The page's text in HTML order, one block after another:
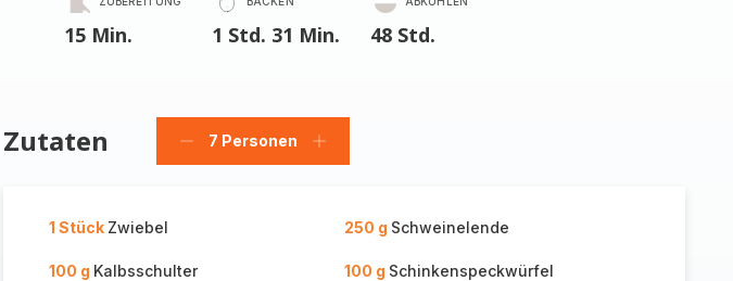
15 Min. 1 Std. 31 Min. 48 Std.
Zutaten
Personen
7 Personen
Personen
1 Stück Zwiebel 250 g Schweinelende
100 g Kalbsschulter 100 g Schinkenspeckwürfel